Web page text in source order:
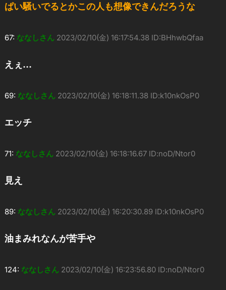
ぱい騒いでるとかこの人も想像できんだろうな
67: ななしさん 2023/02/10(金) 16:17:54.38 ID:BHhwbQfaa
えぇ…
69: ななしさん 2023/02/10(金) 16:18:11.38 ID:k10nkOsP0
エッチ
71: ななしさん 2023/02/10(金) 16:18:16.67 ID:noD/Ntor0
見え
89: ななしさん 2023/02/10(金) 16:20:30.89 ID:k10nkOsP0
油まみれなんが苦手や
124: ななしさん 2023/02/10(金) 16:23:56.80 ID:noD/Ntor0